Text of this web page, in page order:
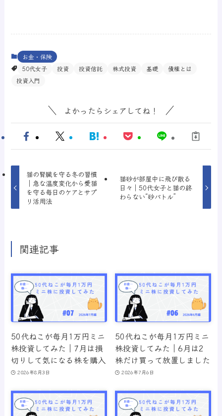
お金・保険
50代女子
投資 投資信託 株式投資 基礎
債権とは
投資入門
よかったらシェアしてね！
猫の腎臓を守る冬の習慣
｜急な温度変化から愛猫
を守る毎日のケアとサプ
リ活用法
猫砂が部屋中に飛び散る
日々｜50代女子と猫の終
わらない“砂バトル”
関連記事
50代ねこが毎月1万円ミニ
株投資してみた｜7月は損
切りして気になる株を購入
2026年8月3日
50代ねこが毎月1万円ミニ
株投資してみた｜6月は2
株だけ買って放置しました
2026年7月6日